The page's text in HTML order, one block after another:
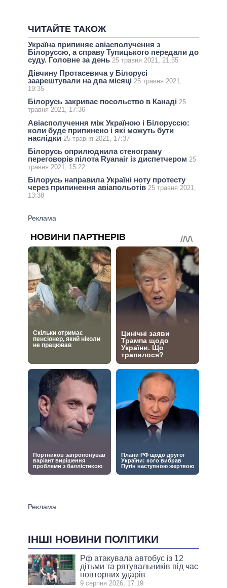
ЧИТАЙТЕ ТАКОЖ
Україна припиняє авіасполучення з
Білоруссю, а справу Тупицького передали до
суду. Головне за день 25 травня 2021, 21:55
Дівчину Протасевича у Білорусі
заарештували на два місяці 25 травня 2021,
19:35
Білорусь закриває посольство в Канаді 25
травня 2021, 17:36
Авіасполучення між Україною і Білоруссю:
коли буде припинено і які можуть бути
наслідки 25 травня 2021, 17:37
Білорусь оприлюднила стенограму
переговорів пілота Ryanair із диспетчером 25
травня 2021, 15:22
Білорусь направила Україні ноту протесту
через припинення авіапольотів 25 травня 2021,
13:38
ІНШІ НОВИНИ ПОЛІТИКИ
Рф атакувала автобус із 12
дітьми та рятувальників під час
повторних ударів
9 серпня 2026, 17:19